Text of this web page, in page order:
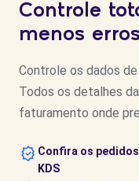
Controle
menos
Controle os dados de
Todos os detalhes
faturamento onde
Confira os
KDS